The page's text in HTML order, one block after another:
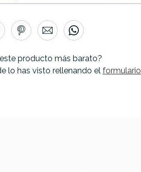
producto más barato?
lo has visto rellenando el formulario